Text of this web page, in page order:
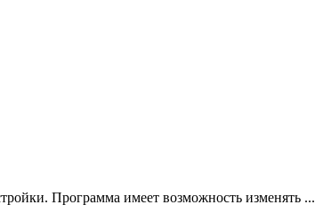
Программа имеет возможность изменять ...